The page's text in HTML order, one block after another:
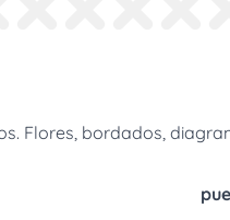
Flores, bordados,